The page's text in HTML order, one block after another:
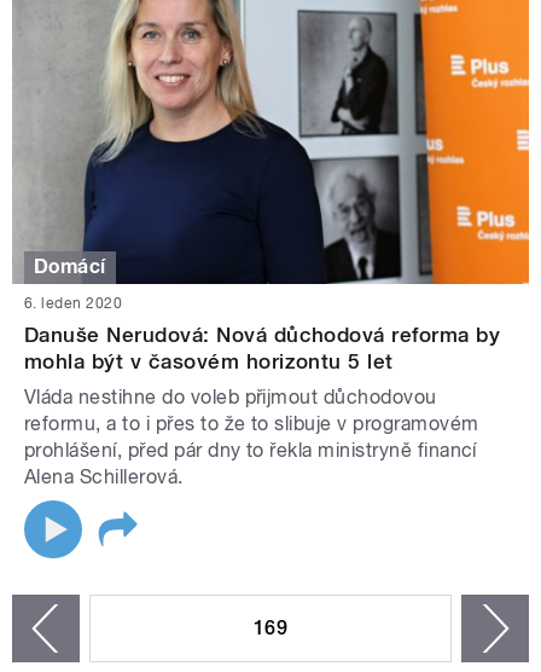
Domácí
6. leden 2020
Danuše Nerudová: Nová důchodová reforma by
mohla být v časovém horizontu 5 let
Vláda nestihne do voleb přijmout důchodovou
reformu, a to i přes to že to slibuje v programovém
prohlášení, před pár dny to řekla ministryně financí
Alena Schillerová.
169